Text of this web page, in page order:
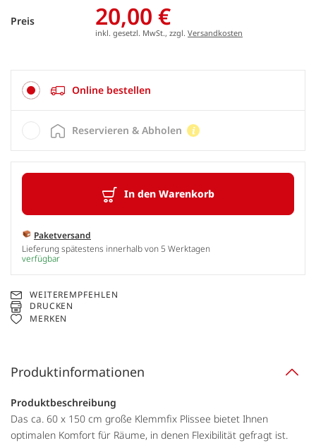
Preis 20,00 €
inkl. gesetzl. MwSt., zzgl. Versandkosten
Online bestellen
In den Warenkorb
Paketversand
Lieferung spätestens innerhalb von 5 Werktagen
verfügbar
Reservieren & Abholen
WEITEREMPFEHLEN
DRUCKEN
MERKEN
Produktinformationen
Produktbeschreibung
Das ca. 60 x 150 cm große Klemmfix Plissee bietet Ihnen
optimalen Komfort für Räume, in denen Flexibilität gefragt ist.